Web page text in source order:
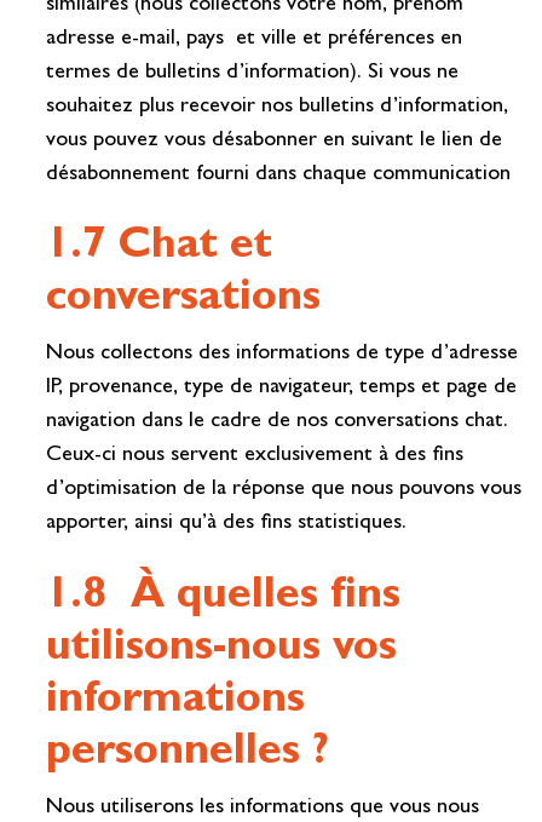
similaires (nous collectons votre nom, prénom
adresse e-mail, pays et ville et préférences en
termes de bulletins d’information). Si vous ne
souhaitez plus recevoir nos bulletins d’information,
vous pouvez vous désabonner en suivant le lien de
désabonnement fourni dans chaque communication
1.7 Chat et
conversations
Nous collectons des informations de type d’adresse
IP, provenance, type de navigateur, temps et page de
navigation dans le cadre de nos conversations chat.
Ceux-ci nous servent exclusivement à des fins
d’optimisation de la réponse que nous pouvons vous
apporter, ainsi qu’à des fins statistiques.
1.8 À quelles fins
utilisons-nous vos
informations
personnelles ?
Nous utiliserons les informations que vous nous